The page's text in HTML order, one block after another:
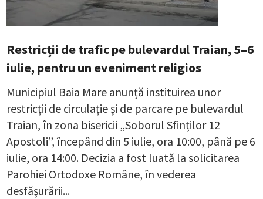
Restricții de trafic pe bulevardul Traian, 5–6
iulie, pentru un eveniment religios
Municipiul Baia Mare anunță instituirea unor
restricții de circulație și de parcare pe bulevardul
Traian, în zona bisericii „Soborul Sfinților 12
Apostoli”, începând din 5 iulie, ora 10:00, până pe 6
iulie, ora 14:00. Decizia a fost luată la solicitarea
Parohiei Ortodoxe Române, în vederea
desfășurării